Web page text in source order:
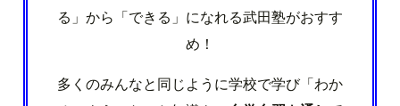
る」から「できる」になれる武田塾がおすす
め！
多くのみんなと同じように学校で学び「わか